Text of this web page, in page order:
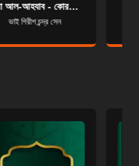
সূরা আল-আহযাব - কোরআন শরীফ বাংলা অনুবাদ - সূরা ৩৩
ভাই গিরীশ চন্দ্র সেন